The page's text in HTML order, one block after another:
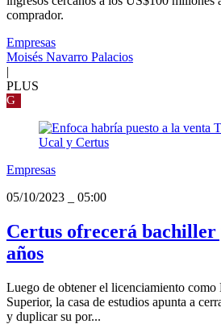
comprador.
Empresas
Moisés Navarro Palacios
|
PLUS
G
Empresas
05/10/2023
05:00
Certus ofrecerá
años
Luego de obtener el licenciamiento como
Superior, la casa de estudios apunta a
y duplicar su por...